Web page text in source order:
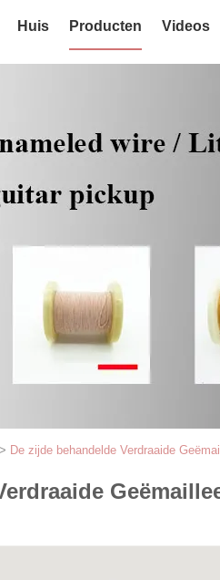
Huis Producten Videos
> De zijde behandelde Verdraaide